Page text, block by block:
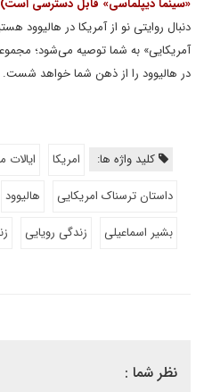
«سینما دیپلماسی» قابل دسترسی
دنبال روایتی نو از آمریکا در هالیوود
آمریکایی» به شما توصیه می‌شود؛
در هالیوود را از ذهن شما خواهد شست.
کلید واژه ها: امریکا
ایالات
داستان ترسناک امریکایی
هالیوود
بشیر اسماعیلی
زندگی رویایی
نظر شما :